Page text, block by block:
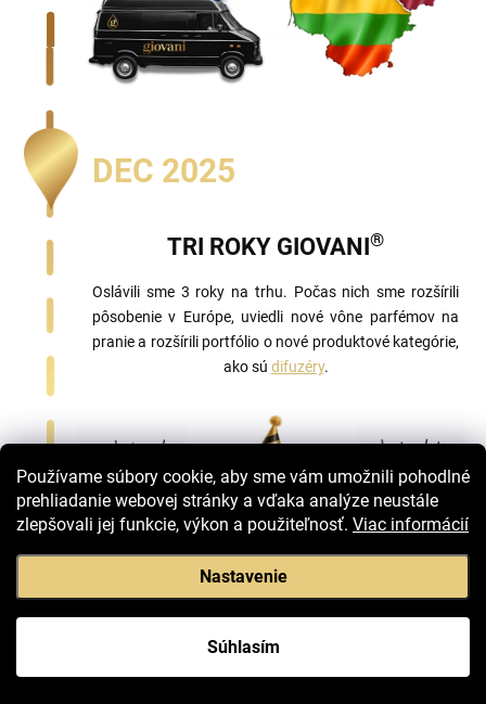
Používame súbory cookie, aby sme vám umožnili pohodlné
prehliadanie webovej stránky a vďaka analýze neustále
zlepšovali jej funkcie, výkon a použiteľnosť. Viac informácií
Nastavenie
Súhlasím
DEC 2025
TRI ROKY GIOVANI®
Oslávili sme 3 roky na trhu. Počas nich sme rozšírili
pôsobenie v Európe, uviedli nové vône parfémov na
pranie a rozšírili portfólio o nové produktové kategórie,
ako sú difuzéry.